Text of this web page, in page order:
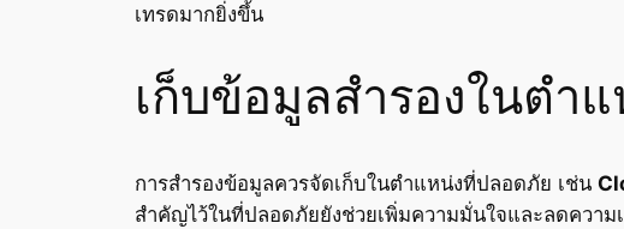
เทรดมากยิ่งขึ้น
เก็บข้อมูลสำรองในตำ
การสำรองข้อมูลควรจัดเก็บในตำแหน่งที่ปลอดภัย เช่น
สำคัญไว้ในที่ปลอดภัยยังช่วยเพิ่มความมั่นใจและลดความ